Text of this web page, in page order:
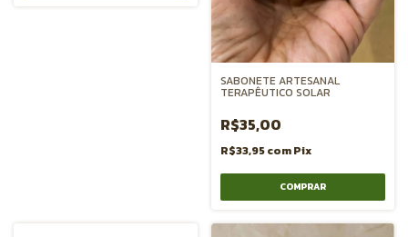
SABONETE ARTESANAL
TERAPÊUTICO SOLAR
R$35,00
R$33,95comPix